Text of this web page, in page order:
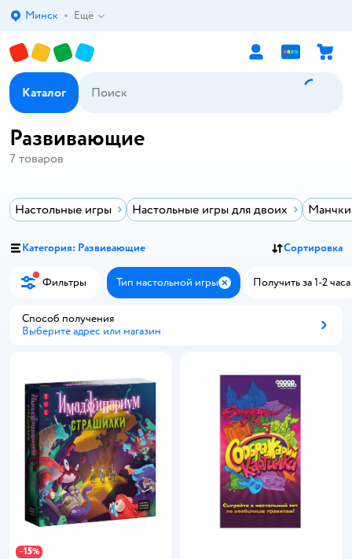
Выбор адреса доставки.
Минск Ещё
Каталог
Развивающие
7 товаров
Настольные игры Настольные игры для двоих
Категория: Развивающие Сортировка
Фильтры Тип настольной игры ЗакрытьПолучить за 1-2 часа
Способ получения
Выберите адрес или магазин
−15%